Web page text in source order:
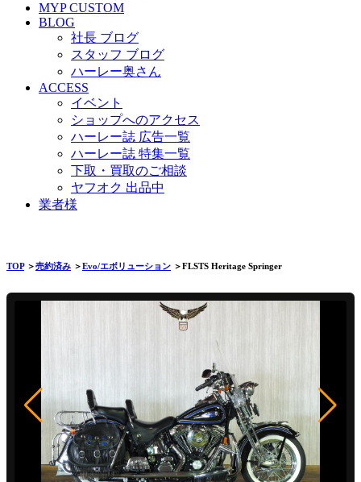
MYP CUSTOM
BLOG
社長 ブログ
スタッフ ブログ
ハーレー奥さん
ACCESS
イベント
ショップへのアクセス
ハーレー誌 広告一覧
ハーレー誌 特集一覧
下取・買取のご相談
ヤフオク 出品中
業者様
TOP＞売約済み ＞Evo/エボリューション ＞FLSTS Heritage Springer